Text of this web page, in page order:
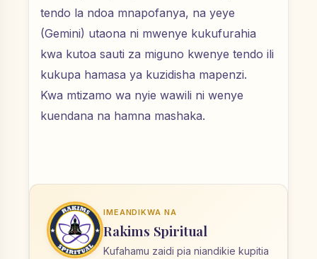
tendo la ndoa mnapofanya, na yeye
(Gemini) utaona ni mwenye kukufurahia
kwa kutoa sauti za miguno kwenye tendo ili
kukupa hamasa ya kuzidisha mapenzi.
Kwa mtizamo wa nyie wawili ni wenye
kuendana na hamna mashaka.
IMEANDIKWA NA
Rakims Spiritual
Kufahamu zaidi pia niandikie kupitia